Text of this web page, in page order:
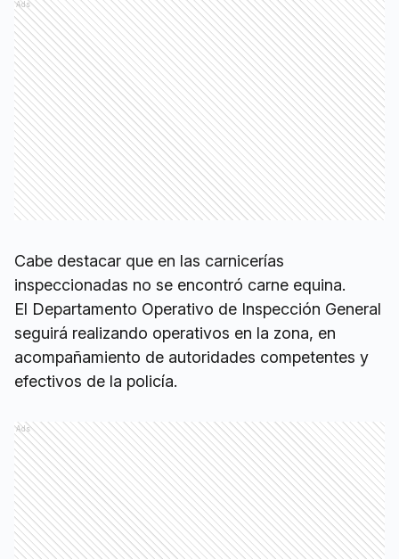
Ads
Cabe destacar que en las carnicerías
inspeccionadas no se encontró carne equina.
El Departamento Operativo de Inspección General
seguirá realizando operativos en la zona, en
acompañamiento de autoridades competentes y
efectivos de la policía.
Ads